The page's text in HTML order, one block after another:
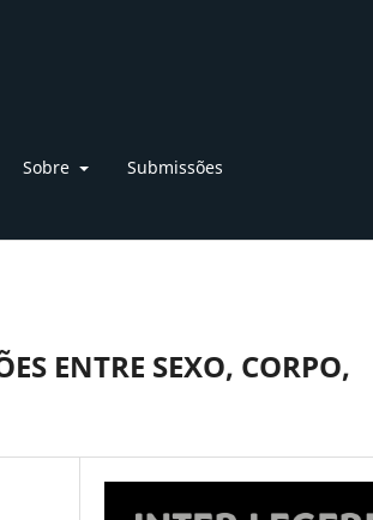
Sobre Submissões
ENTRE SEXO, CORPO,